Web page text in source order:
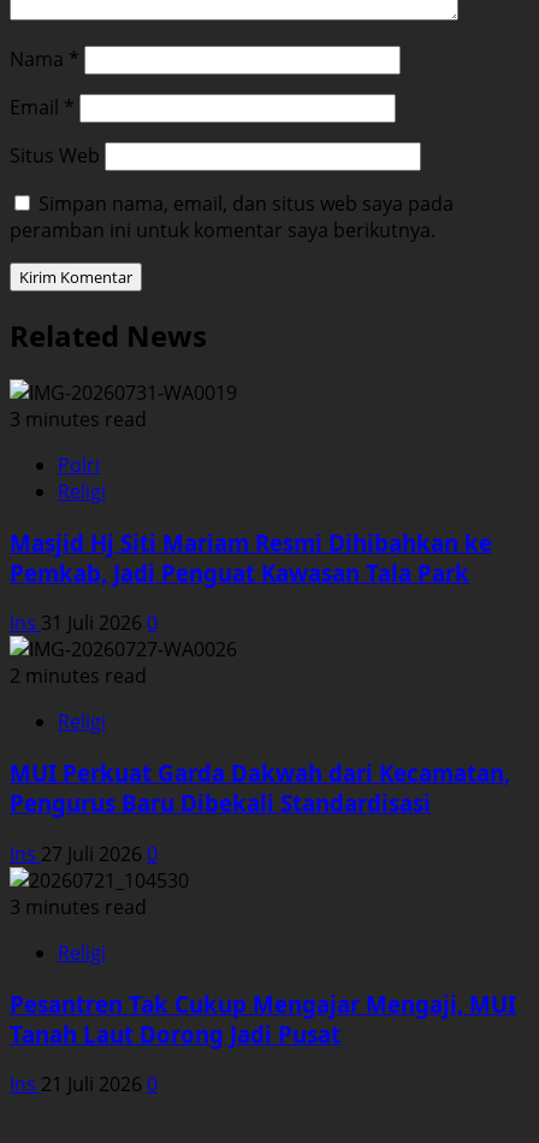
Nama *
Email *
Situs Web
Simpan nama, email, dan situs web saya pada
peramban ini untuk komentar saya berikutnya.
Related News
3 minutes read
Polri
Religi
Masjid Hj Siti Mariam Resmi Dihibahkan ke
Pemkab, Jadi Penguat Kawasan Tala Park
Ins 31 Juli 2026 0
2 minutes read
Religi
MUI Perkuat Garda Dakwah dari Kecamatan,
Pengurus Baru Dibekali Standardisasi
Ins 27 Juli 2026 0
3 minutes read
Religi
Pesantren Tak Cukup Mengajar Mengaji, MUI
Tanah Laut Dorong Jadi Pusat
Ins 21 Juli 2026 0